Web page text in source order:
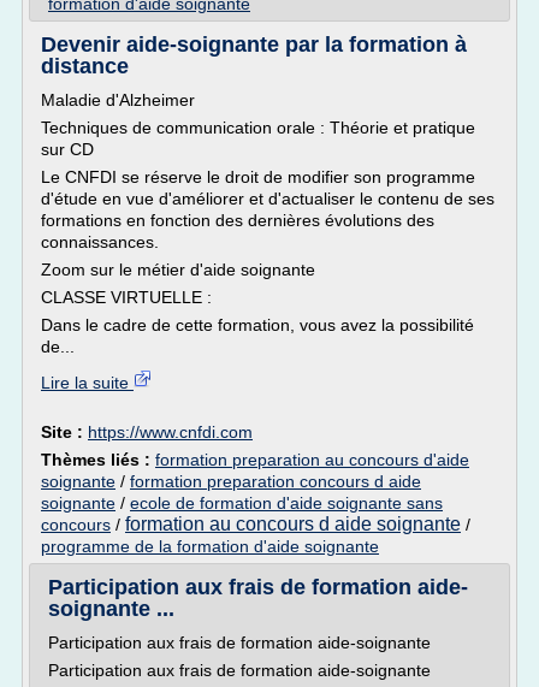
Devenir aide-soignante par la formation à
distance
Maladie d'Alzheimer
Techniques de communication orale : Théorie et pratique
sur CD
Le CNFDI se réserve le droit de modifier son programme
d'étude en vue d'améliorer et d'actualiser le contenu de ses
formations en fonction des dernières évolutions des
connaissances.
Zoom sur le métier d'aide soignante
CLASSE VIRTUELLE :
Dans le cadre de cette formation, vous avez la possibilité
de...
Lire la suite
Site : https://www.cnfdi.com
Thèmes liés : formation preparation au concours d'aide
soignante / formation preparation concours d aide
soignante / ecole de formation d'aide soignante sans
concours / formation au concours d aide soignante /
programme de la formation d'aide soignante
Participation aux frais de formation aide-
soignante ...
Participation aux frais de formation aide-soignante
Participation aux frais de formation aide-soignante